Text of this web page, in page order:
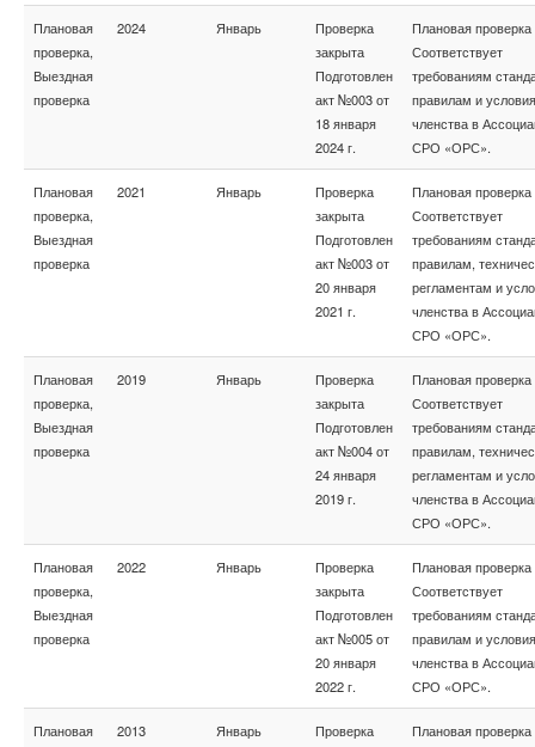
Плановая
проверка,
Выездная
проверка
2024 Январь
Проверка
закрыта
Подготовлен
акт №003 от
18 января
2024 г.
Плановая проверка
Соответствует
требованиям
правилам и
членства в
СРО «ОРС».
Плановая
проверка,
Выездная
проверка
2021 Январь
Проверка
закрыта
Подготовлен
акт №003 от
20 января
2021 г.
Плановая проверка
Соответствует
требованиям
правилам,
регламентам и
членства в
СРО «ОРС».
Плановая
проверка,
Выездная
проверка
2019 Январь
Проверка
закрыта
Подготовлен
акт №004 от
24 января
2019 г.
Плановая проверка
Соответствует
требованиям
правилам,
регламентам и
членства в
СРО «ОРС».
Плановая
проверка,
Выездная
проверка
2022 Январь
Проверка
закрыта
Подготовлен
акт №005 от
20 января
2022 г.
Плановая проверка
Соответствует
требованиям
правилам и
членства в
СРО «ОРС».
Плановая
2013 Январь
Проверка
Плановая проверка